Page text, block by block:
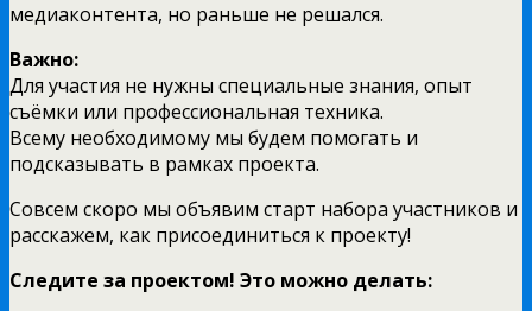
медиаконтента, но раньше не решался.
Важно:
Для участия не нужны специальные знания, опыт
съёмки или профессиональная техника.
Всему необходимому мы будем помогать и
подсказывать в рамках проекта.
Совсем скоро мы объявим старт набора участников и
расскажем, как присоединиться к проекту!
Следите за проектом! Это можно делать: